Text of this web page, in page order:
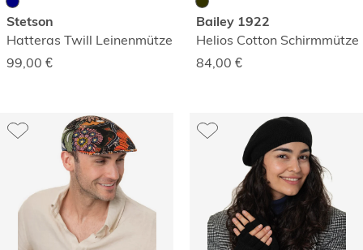
Stetson
Hatteras Twill Leinenmütze
99,00 €
Bailey 1922
Helios Cotton Schirmmütze
84,00 €